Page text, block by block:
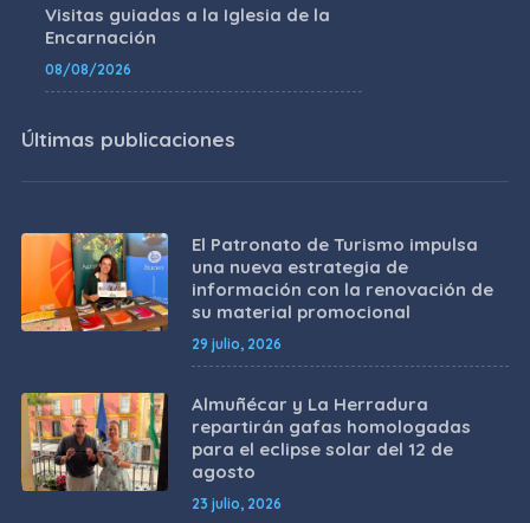
Visitas guiadas a la Iglesia de la
Encarnación
08/08/2026
Últimas publicaciones
El Patronato de Turismo impulsa
una nueva estrategia de
información con la renovación de
su material promocional
29 julio, 2026
Almuñécar y La Herradura
repartirán gafas homologadas
para el eclipse solar del 12 de
agosto
23 julio, 2026